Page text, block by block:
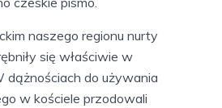
naszego regionu nurty
się właściwie w
dążnościach do używania
w kościele przodowali